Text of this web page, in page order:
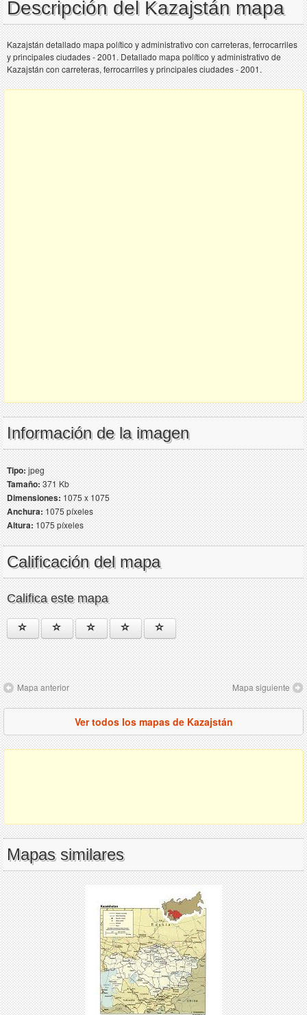
Descripción del Kazajstán mapa
Kazajstán detallado mapa político y administrativo con carreteras, ferrocarriles
y principales ciudades - 2001. Detallado mapa político y administrativo de
Kazajstán con carreteras, ferrocarriles y principales ciudades - 2001.
Información de la imagen
Tipo:jpeg
Tamaño:371 Kb
Dimensiones:1075 x 1075
Anchura:1075 píxeles
Altura:1075 píxeles
Calificación del mapa
Califica este mapa
Mapa anterior Mapa siguiente
Ver todos los mapas de Kazajstán
Mapas similares